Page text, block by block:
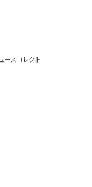
ースコレクト